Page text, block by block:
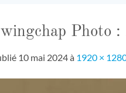
Photo
10 mai 2024à 1920 ×